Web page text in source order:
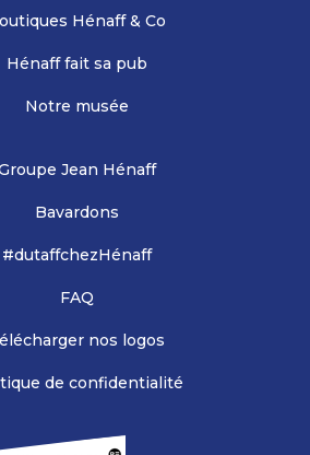
Hénaff & Co
Hénaff fait sa pub
Notre musée
Jean Hénaff
Bavardons
#dutaffchezHénaff
FAQ
nos logos
de confidentialité